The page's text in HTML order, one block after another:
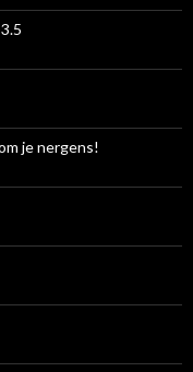
je nergens!